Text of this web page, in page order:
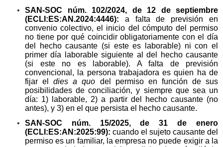
SAN-SOC núm. 102/2024, de 12 de septiembre
(ECLI:ES:AN.2024:4446): a falta de previsión en
convenio colectivo, el inicio del cómputo del permiso
no tiene por qué coincidir obligatoriamente con el día
del hecho causante (si este es laborable) ni con el
primer día laborable siguiente al del hecho causante
(si este no es laborable). A falta de previsión
convencional, la persona trabajadora es quien ha de
fijar el
dies a quo del permiso en función de sus
posibilidades de conciliación, y siempre que sea un
día: 1) laborable, 2) a partir del hecho causante (no
antes), y 3) en el que persista el hecho causante.
SAN-SOC núm. 15/2025, de 31 de enero
(ECLI:ES:AN:2025:99): cuando el sujeto causante del
permiso es un familiar, la empresa no puede exigir a la